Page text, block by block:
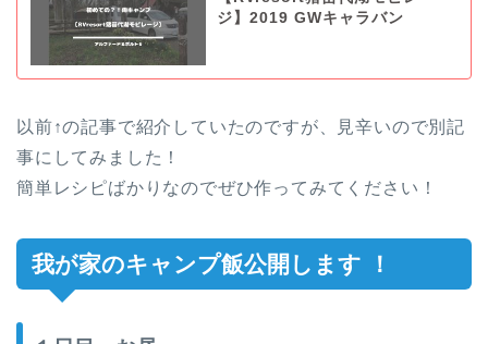
ジ】2019 GWキャラバン
以前↑の記事で紹介していたのですが、見辛いので別記
事にしてみました！
簡単レシピばかりなのでぜひ作ってみてください！
我が家のキャンプ飯公開します ！